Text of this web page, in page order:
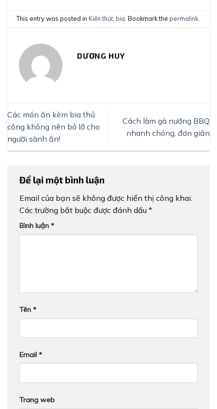
This entry was posted in Kiến thức bia. Bookmark thepermalink.
DƯƠNG HUY
Các món ăn kèm bia thủ
công không nên bỏ lỡ cho
người sành ăn!
Cách làm gà nướng BBQ
nhanh chóng, đơn giản
Để lại một bình luận
Email của bạn sẽ không được hiển thị công khai.
Các trường bắt buộc được đánh dấu *
Bình luận *
Tên *
Email *
Trang web